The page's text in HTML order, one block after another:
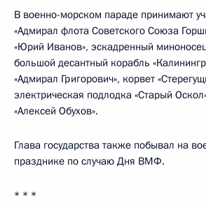
В военно-морском параде принимают
«Адмирал флота Советского Союза
«Юрий Иванов», эскадренный
большой десантный корабль
«Адмирал Григорович», корвет
электрическая подлодка «Старый
«Алексей Обухов».
Глава государства также побывал на
празднике по случаю Дня ВМФ.
* * *